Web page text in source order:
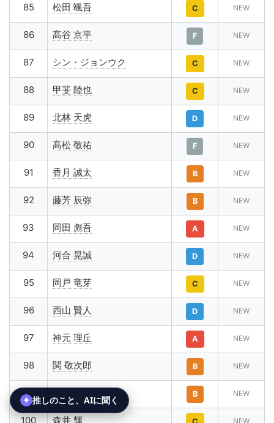
85 松田 颯吾 C NEW
86 髙谷 京平 F NEW
87 シン・ジョンウク C NEW
88 甲斐 陸也 C NEW
89 北林 天虎 D NEW
90 髙松 敬祐 F NEW
91 香月 誠太 B NEW
92 藤芳 辰弥 B NEW
93 岡田 彪吾 A NEW
94 河合 晃誠 D NEW
95 岡戸 竜芽 C NEW
96 西山 賢人 D NEW
97 神元 理丘 A NEW
98 関 敬次郎 B NEW
99 B NEW
100 森井 輝 NEW